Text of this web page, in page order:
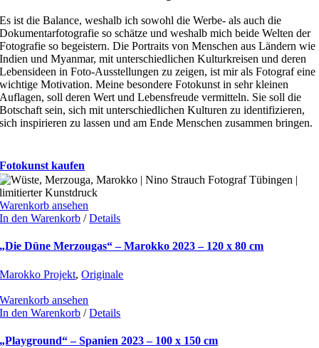
Es ist die Balance, weshalb ich sowohl die Werbe- als auch die
Dokumentarfotografie so schätze und weshalb mich beide Welten der
Fotografie so begeistern. Die Portraits von Menschen aus Ländern wie
Indien und Myanmar, mit unterschiedlichen Kulturkreisen und deren
Lebensideen in Foto-Ausstellungen zu zeigen, ist mir als Fotograf eine
wichtige Motivation. Meine besondere Fotokunst in sehr kleinen
Auflagen, soll deren Wert und Lebensfreude vermitteln. Sie soll die
Botschaft sein, sich mit unterschiedlichen Kulturen zu identifizieren,
sich inspirieren zu lassen und am Ende Menschen zusammen bringen.
Fotokunst kaufen
Warenkorb ansehen
In den Warenkorb / Details
„Die Düne Merzougas“ – Marokko 2023 – 120 x 80 cm
Marokko Projekt,Originale
Warenkorb ansehen
In den Warenkorb / Details
„Playground“ – Spanien 2023 – 100 x 150 cm